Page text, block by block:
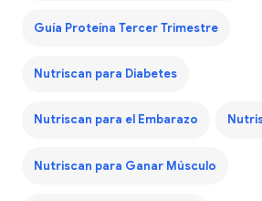
Guía Proteína Tercer Trimestre
Nutriscan para Diabetes
Nutriscan para el Embarazo
Nutriscan para Ganar Músculo